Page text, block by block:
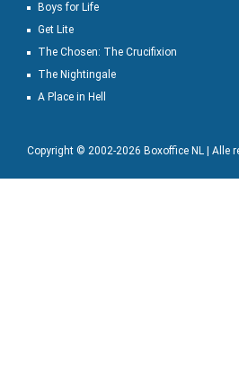
Boys for Life
Get Lite
The Chosen: The Crucifixion
The Nightingale
A Place in Hell
Copyright © 2002-2026 Boxoffice NL | Alle